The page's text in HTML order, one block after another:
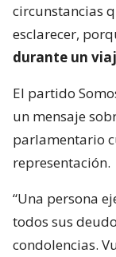
circunstancias
esclarecer,
durante un
El partido
un mensaje
parlamentario
representación.
“Una persona
todos sus
condolencias.